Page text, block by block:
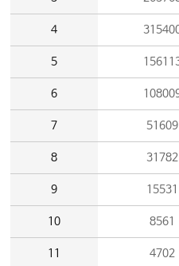
4
5
6
7 51609
8 31782
9 15531
10 8561
11 4702